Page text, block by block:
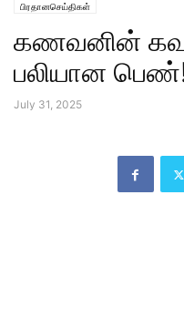
பிரதானசெய்திகள்
கணவனின்
பலியான
July 31, 2025